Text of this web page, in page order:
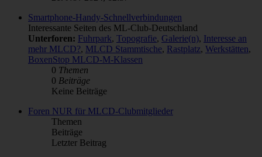
Smartphone-Handy-Schnellverbindungen
Interessante Seiten des ML-Club-Deutschland
Unterforen: Fuhrpark, Topografie, Galerie(n), Interesse an
mehr MLCD?, MLCD Stammtische, Rastplatz, Werkstätten,
BoxenStop MLCD-M-Klassen
0 Themen
0 Beiträge
Keine Beiträge
Foren NUR für MLCD-Clubmitglieder
Themen
Beiträge
Letzter Beitrag